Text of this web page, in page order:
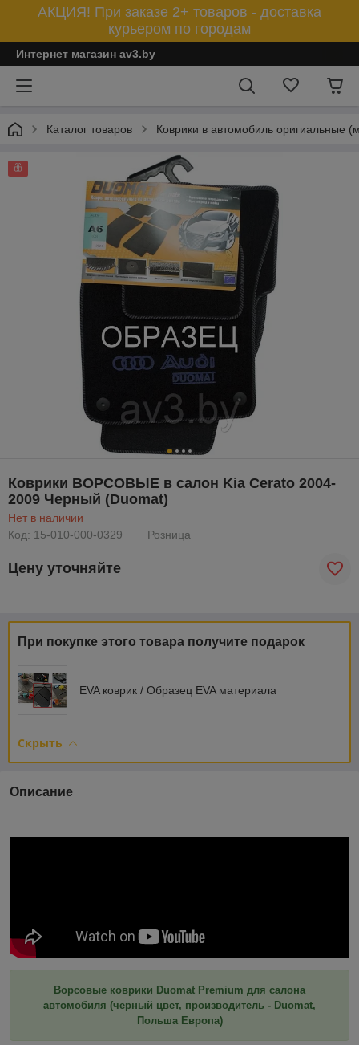
АКЦИЯ! При заказе 2+ товаров - доставка
курьером по городам
Интернет магазин av3.by
Каталог товаров Коврики в автомобиль оригиальные
Коврики ВОРСОВЫЕ в салон Kia Cerato 2004-
2009 Черный (Duomat)
Нет в наличии
Код: 15-010-000-0329
Розница
Цену уточняйте
При покупке этого товара получите подарок
EVA коврик / Образец EVA материала
Скрыть
Описание
Ворсовые коврики Duomat Premium для салона
автомобиля (черный цвет, производитель - Duomat,
Польша Европа)